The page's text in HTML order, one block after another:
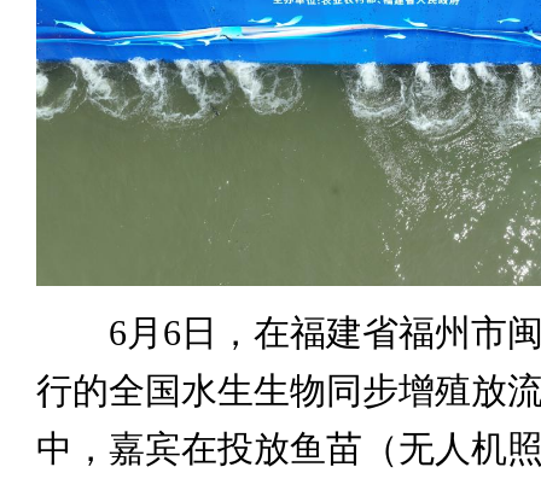
6月6日，在福建省福州市闽
行的全国水生生物同步增殖放
中，嘉宾在投放鱼苗（无人机